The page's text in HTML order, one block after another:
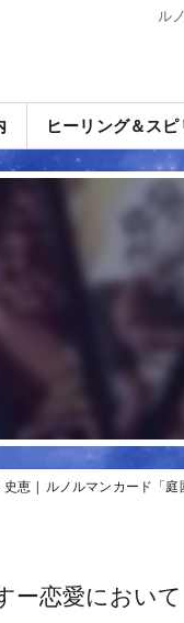
ル
ヒーリング＆ス
恵 | ルノルマンカード「庭
ー恋愛において